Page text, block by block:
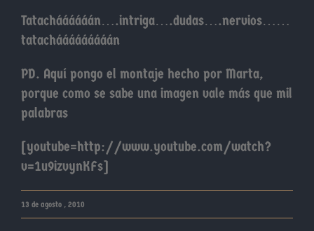
Tatacháááááán….intriga….dudas….nervios……
tatachááááááááán
PD. Aquí pongo el montaje hecho por Marta,
porque como se sabe una imagen vale más que mil
palabras
[youtube=http://www.youtube.com/watch?
v=1u9izvynKFs]
13 de agosto , 2010